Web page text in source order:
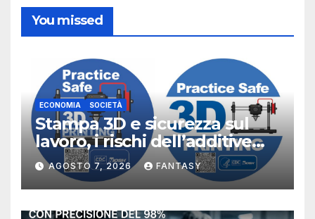
You missed
ECONOMIA SOCIETÀ
Stampa 3D e sicurezza sul
lavoro, i rischi dell’additive
manufacturing secondo
NIOSH
AGOSTO 7, 2026 FANTASY